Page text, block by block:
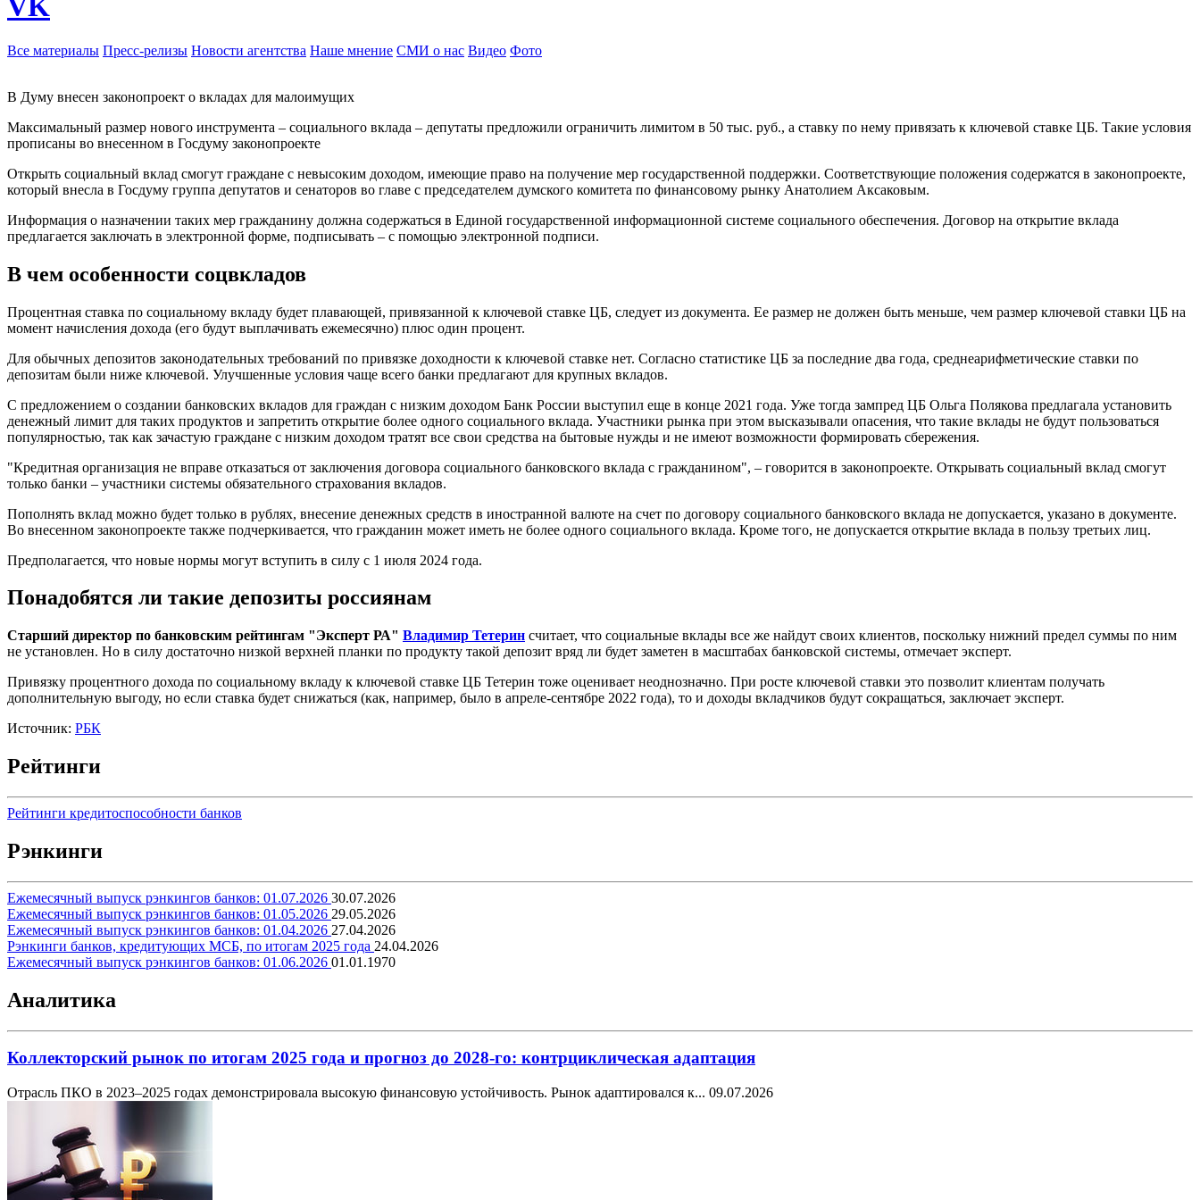
VK
Все материалы Пресс-релизы Новости агентства Наше мнение СМИ о нас Видео Фото
В Думу внесен законопроект о вкладах для малоимущих
Максимальный размер нового инструмента – социального вклада – депутаты предложили ограничить лимитом в 50 тыс. руб., а ставку по нему привязать к ключевой ставке ЦБ. Такие условия
прописаны во внесенном в Госдуму законопроекте
Открыть социальный вклад смогут граждане с невысоким доходом, имеющие право на получение мер государственной поддержки. Соответствующие положения содержатся в законопроекте,
который внесла в Госдуму группа депутатов и сенаторов во главе с председателем думского комитета по финансовому рынку Анатолием Аксаковым.
Информация о назначении таких мер гражданину должна содержаться в Единой государственной информационной системе социального обеспечения. Договор на открытие вклада
предлагается заключать в электронной форме, подписывать – с помощью электронной подписи.
В чем особенности соцвкладов
Процентная ставка по социальному вкладу будет плавающей, привязанной к ключевой ставке ЦБ, следует из документа. Ее размер не должен быть меньше, чем размер ключевой ставки ЦБ на
момент начисления дохода (его будут выплачивать ежемесячно) плюс один процент.
Для обычных депозитов законодательных требований по привязке доходности к ключевой ставке нет. Согласно статистике ЦБ за последние два года, среднеарифметические ставки по
депозитам были ниже ключевой. Улучшенные условия чаще всего банки предлагают для крупных вкладов.
С предложением о создании банковских вкладов для граждан с низким доходом Банк России выступил еще в конце 2021 года. Уже тогда зампред ЦБ Ольга Полякова предлагала установить
денежный лимит для таких продуктов и запретить открытие более одного социального вклада. Участники рынка при этом высказывали опасения, что такие вклады не будут пользоваться
популярностью, так как зачастую граждане с низким доходом тратят все свои средства на бытовые нужды и не имеют возможности формировать сбережения.
"Кредитная организация не вправе отказаться от заключения договора социального банковского вклада с гражданином", – говорится в законопроекте. Открывать социальный вклад смогут
только банки – участники системы обязательного страхования вкладов.
Пополнять вклад можно будет только в рублях, внесение денежных средств в иностранной валюте на счет по договору социального банковского вклада не допускается, указано в документе.
Во внесенном законопроекте также подчеркивается, что гражданин может иметь не более одного социального вклада. Кроме того, не допускается открытие вклада в пользу третьих лиц.
Предполагается, что новые нормы могут вступить в силу с 1 июля 2024 года.
Понадобятся ли такие депозиты россиянам
Старший директор по банковским рейтингам "Эксперт РА" Владимир Тетерин считает, что социальные вклады все же найдут своих клиентов, поскольку нижний предел суммы по ним
не установлен. Но в силу достаточно низкой верхней планки по продукту такой депозит вряд ли будет заметен в масштабах банковской системы, отмечает эксперт.
Привязку процентного дохода по социальному вкладу к ключевой ставке ЦБ Тетерин тоже оценивает неоднозначно. При росте ключевой ставки это позволит клиентам получать
дополнительную выгоду, но если ставка будет снижаться (как, например, было в апреле-сентябре 2022 года), то и доходы вкладчиков будут сокращаться, заключает эксперт.
Источник: РБК
Рейтинги
Рейтинги кредитоспособности банков
Рэнкинги
Ежемесячный выпуск рэнкингов банков: 01.07.2026 30.07.2026
Ежемесячный выпуск рэнкингов банков: 01.05.2026 29.05.2026
Ежемесячный выпуск рэнкингов банков: 01.04.2026 27.04.2026
Рэнкинги банков, кредитующих МСБ, по итогам 2025 года 24.04.2026
Ежемесячный выпуск рэнкингов банков: 01.06.2026 01.01.1970
Аналитика
Коллекторский рынок по итогам 2025 года и прогноз до 2028-го: контрциклическая адаптация
Отрасль ПКО в 2023–2025 годах демонстрировала высокую финансовую устойчивость. Рынок адаптировался к... 09.07.2026